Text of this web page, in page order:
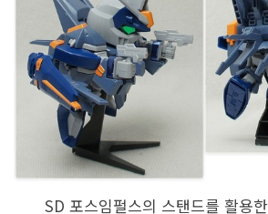
SD 포스임펄스의 스탠드를 활용